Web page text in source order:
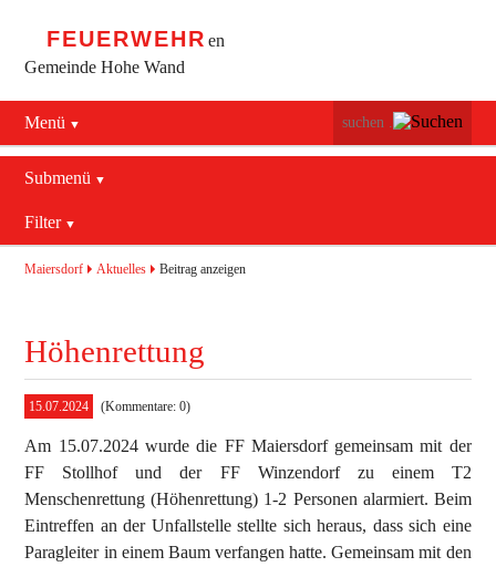
FEUERWEHR en
Gemeinde Hohe Wand
Menü
Navigation
überspringen
Netting
Submenü
überspringen
Aktuelles
Mannschaft
Ausrüstung
Blaulichtzentrum
Feuerwehrhaus (bis 2022)
Fahrzeuge
Termine
Geschichte
Kontakt
Filter
2016
2018
2019
Aktuelles
Allgemein
Maiersdorf Aktuelles Beitrag anzeigen
Höhenrettung
15.07.2024 (Kommentare: 0)
Am 15.07.2024 wurde die FF Maiersdorf gemeinsam mit der
FF Stollhof und der FF Winzendorf zu einem T2
Menschenrettung (Höhenrettung) 1-2 Personen alarmiert. Beim
Eintreffen an der Unfallstelle stellte sich heraus, dass sich eine
Paragleiter in einem Baum verfangen hatte. Gemeinsam mit den